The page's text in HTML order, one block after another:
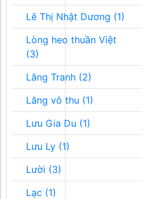
Lê Thị Nhật Dương (1)
Lòng heo thuần Việt
(3)
Lăng Tranh (2)
Lăng vô thu (1)
Lưu Gia Du (1)
Lưu Ly (1)
Lười (3)
Lạc (1)